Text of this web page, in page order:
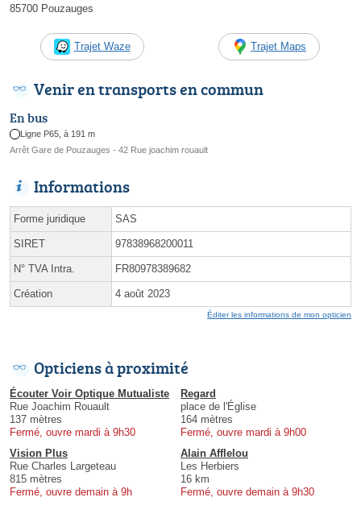
85700 Pouzauges
Trajet Waze Trajet Maps
Venir en transports en commun
En bus
Ligne P65, à 191 m
Arrêt Gare de Pouzauges - 42 Rue joachim rouault
Informations
Forme juridique SAS
SIRET 97838968200011
N° TVA Intra. FR80978389682
Création 4 août 2023
Éditer les informations de mon opticien
Opticiens à proximité
Écouter Voir Optique Mutualiste
Rue Joachim Rouault
137 mètres
Fermé, ouvre mardi à 9h30
Regard
place de l'Église
164 mètres
Fermé, ouvre mardi à 9h00
Vision Plus
Rue Charles Largeteau
815 mètres
Fermé, ouvre demain à 9h
Alain Afflelou
Les Herbiers
16 km
Fermé, ouvre demain à 9h30